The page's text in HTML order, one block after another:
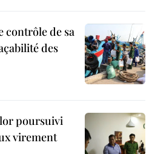
contrôle de sa
des
poursuivi
virement